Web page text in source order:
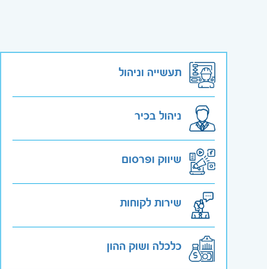
תעשייה וניהול
ניהול בכיר
שיווק ופרסום
שירות לקוחות
כלכלה ושוק ההון